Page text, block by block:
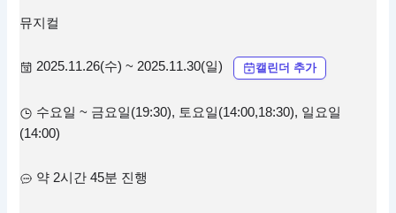
뮤지컬
2025.11.26(수) ~ 2025.11.30(일) 캘린더 추가
수요일 ~ 금요일(19:30), 토요일(14:00,18:30), 일요일
(14:00)
약 2시간 45분 진행